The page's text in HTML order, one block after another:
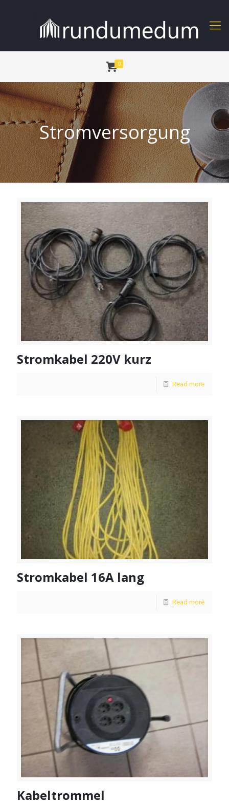
0
Stromversorgung
Stromkabel 220V kurz
Read more
Stromkabel 16A lang
Read more
Kabeltrommel